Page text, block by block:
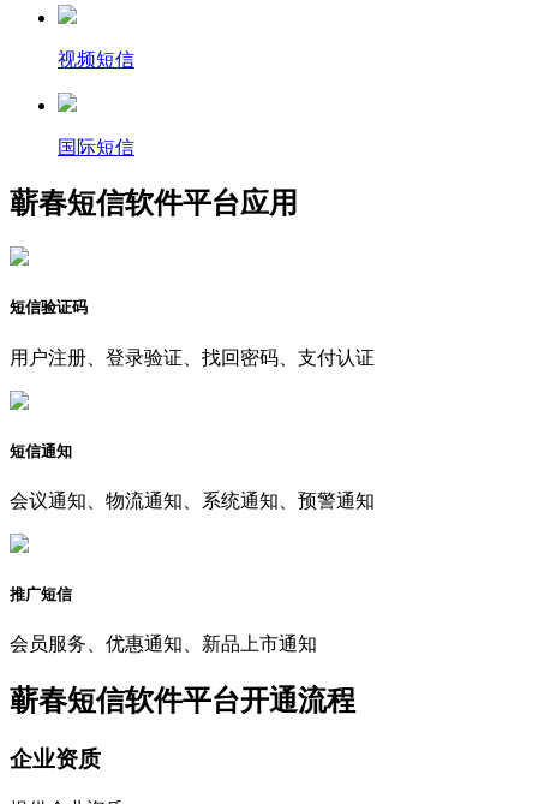
视频短信
国际短信
蕲春短信软件平台应用
短信验证码
用户注册、登录验证、找回密码、支付认证
短信通知
会议通知、物流通知、系统通知、预警通知
推广短信
会员服务、优惠通知、新品上市通知
蕲春短信软件平台开通流程
企业资质